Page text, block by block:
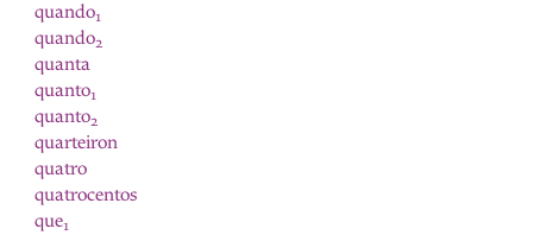
quando1
quando2
quanta
quanto1
quanto2
quarteiron
quatro
quatrocentos
que1